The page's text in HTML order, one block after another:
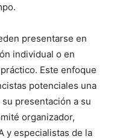
presentarse en
individual o en
Este enfoque
potenciales una
presentación a su
organizador,
y especialistas de la